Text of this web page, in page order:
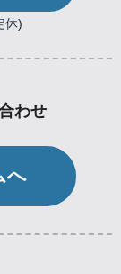
休)
わせ
へ